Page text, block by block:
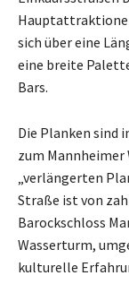
sich über eine
eine breite
Bars.
Die Planken sind
zum
„verlängerten
Straße ist von
Barockschloss
Wasserturm,
kulturelle